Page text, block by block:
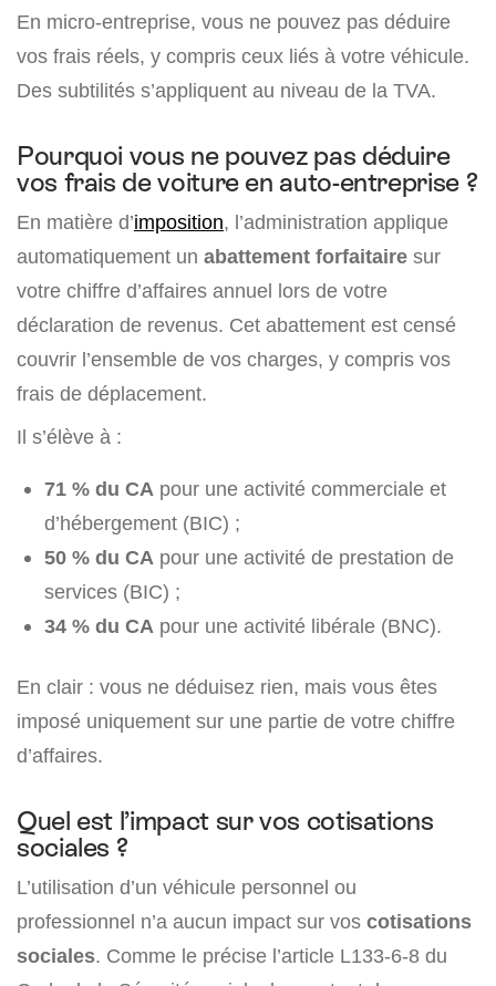
En micro-entreprise, vous ne pouvez pas déduire
vos frais réels, y compris ceux liés à votre véhicule.
Des subtilités s’appliquent au niveau de la TVA.
Pourquoi vous ne pouvez pas déduire
vos frais de voiture en auto-entreprise ?
En matière d’imposition, l’administration applique
automatiquement un abattement forfaitaire sur
votre chiffre d’affaires annuel lors de votre
déclaration de revenus. Cet abattement est censé
couvrir l’ensemble de vos charges, y compris vos
frais de déplacement.
Il s’élève à :
71 % du CA pour une activité commerciale et
d’hébergement (BIC) ;
50 % du CA pour une activité de prestation de
services (BIC) ;
34 % du CA pour une activité libérale (BNC).
En clair : vous ne déduisez rien, mais vous êtes
imposé uniquement sur une partie de votre chiffre
d’affaires.
Quel est l’impact sur vos cotisations
sociales ?
L’utilisation d’un véhicule personnel ou
professionnel n’a aucun impact sur vos cotisations
sociales. Comme le précise l’article L133-6-8 du